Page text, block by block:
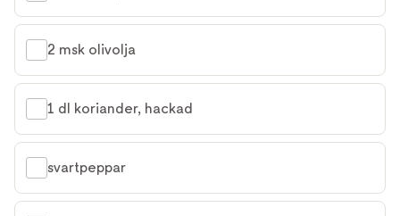
2 msk olivolja
1 dl koriander, hackad
svartpeppar